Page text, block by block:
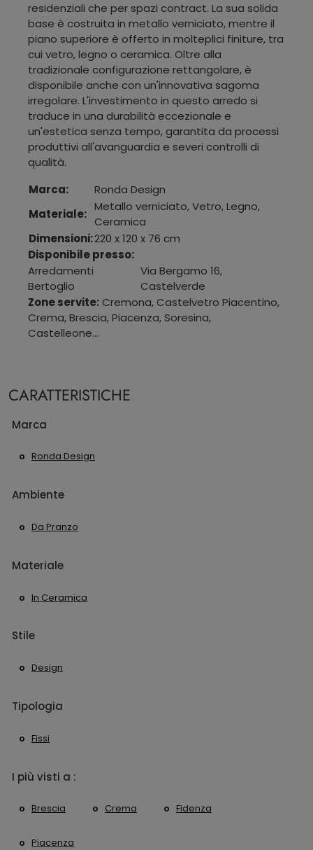
residenziali che per spazi contract. La sua solida
base è costruita in metallo verniciato, mentre il
piano superiore è offerto in molteplici finiture, tra
cui vetro, legno o ceramica. Oltre alla
tradizionale configurazione rettangolare, è
disponibile anche con un'innovativa sagoma
irregolare. L'investimento in questo arredo si
traduce in una durabilità eccezionale e
un'estetica senza tempo, garantita da processi
produttivi all'avanguardia e severi controlli di
qualità.
Marca:
Ronda Design
Materiale:
Metallo verniciato, Vetro, Legno,
Ceramica
Dimensioni:220 x 120 x 76 cm
Disponibile presso:
Arredamenti
Bertoglio
Via Bergamo 16,
Castelverde
Zone servite: Cremona, Castelvetro Piacentino,
Crema, Brescia, Piacenza, Soresina,
Castelleone...
CARATTERISTICHE
Marca
Ronda Design
Ambiente
Da Pranzo
Materiale
In Ceramica
Stile
Design
Tipologia
Fissi
I più visti a :
Brescia Crema Fidenza
Piacenza